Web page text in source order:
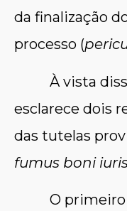
da finalização
processo (
À vista
esclarece dois
das tutelas
fumus boni
O primeiro